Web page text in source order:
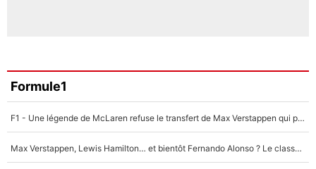
Formule1
F1 - Une légende de McLaren refuse le transfert de Max Verstappen qui pourrait «faire des vagues» et plomber l'ambiance dans l'équipe
Max Verstappen, Lewis Hamilton… et bientôt Fernando Alonso ? Le classement des pilotes les mieux payés en Formule 1 risque de changer !